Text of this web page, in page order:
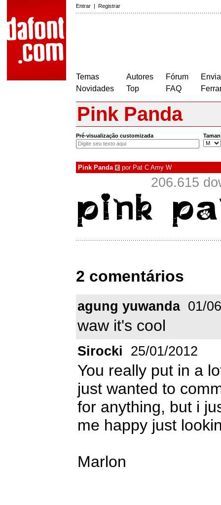
Entrar | Registrar
Temas
Novidades
Autores
Top
Fórum
FAQ
Pink Panda
Pré-visualização customizada
Pink Panda € por Pat C Amy W
206.615
2 comentários
agung yuwanda 01/
waw it's cool
Sirocki 25/01/2012
You really put in a
just wanted to
for anything, but i
me happy just
Marlon